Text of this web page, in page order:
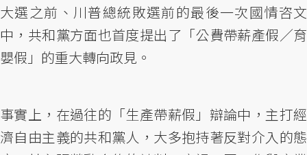
大選之前、川普總統敗選前的最後一次國情咨文
中，共和黨方面也首度提出了「公費帶薪產假／育
嬰假」的重大轉向政見。
事實上，在過往的「生產帶薪假」辯論中，主打經
濟自由主義的共和黨人，大多抱持著反對介入的態